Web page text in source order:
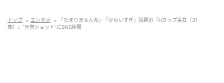
トップ エンタメ
「たまりませんね」「かわいすぎ」話題の『Hカップ美女（31
歳）』“圧巻ショット”にSNS絶賛